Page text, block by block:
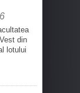
din
lotului